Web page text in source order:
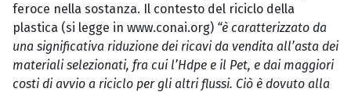
feroce nella sostanza. Il contesto del riciclo della
plastica (si legge in www.conai.org) “è caratterizzato da
una significativa riduzione dei ricavi da vendita all’asta dei
materiali selezionati, fra cui l’Hdpe e il Pet, e dai maggiori
costi di avvio a riciclo per gli altri flussi. Ciò è dovuto alla